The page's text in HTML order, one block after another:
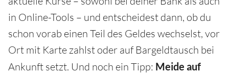
in Online-Tools – und entscheidest dann, ob du
schon vorab einen Teil des Geldes wechselst, vor
Ort mit Karte zahlst oder auf Bargeldtausch bei
Ankunft setzt. Und noch ein Tipp: Meide auf